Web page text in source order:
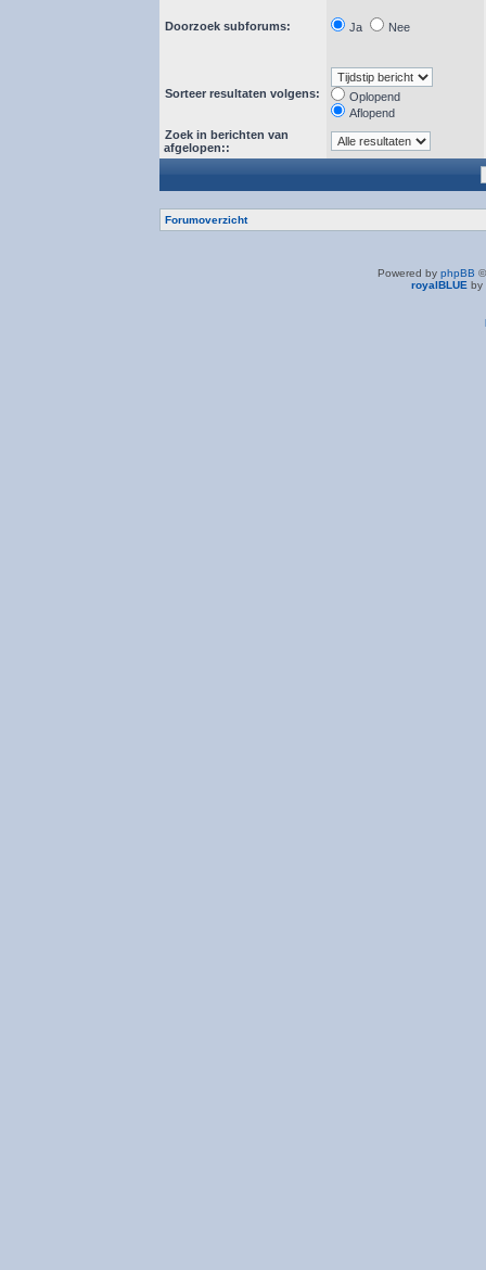
Doorzoek subforums: Ja Nee
Sorteer resultaten volgens:
Oplopend
Aflopend
Zoek in berichten van
afgelopen::
Forumoverzicht
Powered by phpBB
royalBLUE by